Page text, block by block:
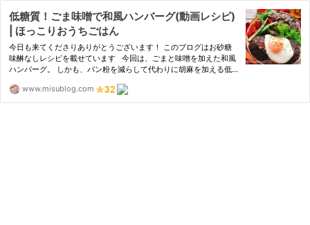
低糖質！ごま味噌で和風ハンバーグ(動画レシピ)
| ほっこりおうちごはん
今日も来てくださりありがとうございます！ このブログはお砂糖
味醂なしレシピを載せています 今回は、ごまと味噌を加えた和風
ハンバーグ。 しかも、パン粉を減らして代わりに胡麻を加える低
www.misublog.com